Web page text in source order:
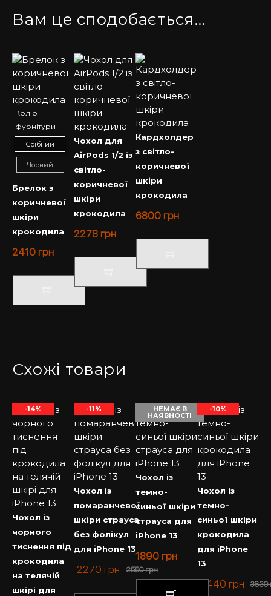
Вам це сподобається…
Колір
фурнітури
Срібний
Чорний
Брелок з
коричневої
шкіри
крокодила
2410 грн
Чохол для
AirPods 1/2 із
світло-
коричневої
шкіри
крокодила
2278 грн
Кардхолдер
з світло-
коричневої
шкіри
крокодила
6800 грн
Схожі товари
-14%
Чохол із
чорного
тиснення під
крокодила
на телячій
шкірі для
-11%
Чохол із
помаранчевої
шкіри страуса
без фолікул
для iPhone 13
2550грн
2270 грн
НЕМАЄ В
НАЯВНОСТІ
Чохол із
темно-
синьої шкіри
страуса для
iPhone 13
1890 грн
-10%
Чохол із
темно-
синьої шкіри
крокодила
для iPhone
13
3830
3440 грн